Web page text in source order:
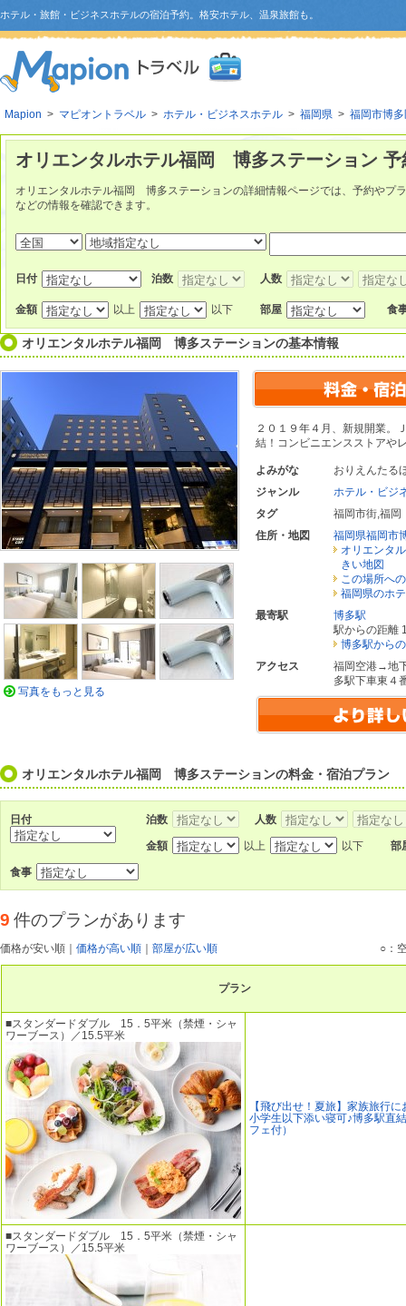
ホテル・旅館・ビジネスホテルの宿泊予約。格安ホテル、温泉旅館も。
Mapion > マピオントラベル > ホテル・ビジネスホテル > 福岡県 > 福岡市博
オリエンタルホテル福岡 博多ステーション 予
オリエンタルホテル福岡 博多ステーションの詳細情報ページでは、予約やプ
などの情報を確認できます。
日付 泊数 人数
金額 以上 以下 部屋 食
オリエンタルホテル福岡 博多ステーションの基本情報
２０１９年４月、新規開業。
結！コンビニエンスストアや
よみがな
おりえんたる
ジャンル
ホテル・ビジ
タグ
福岡市街,福岡
住所・地図
福岡県福岡市
オリエンタ
きい地図
この場所へ
福岡県のホ
最寄駅
博多駅
駅からの距離
博多駅から
アクセス
福岡空港→地
多駅下車東４
写真をもっと見る
オリエンタルホテル福岡 博多ステーションの料金・宿泊プラン
日付 泊数 人数
金額 以上 以下 部
食事
9 件のプランがあります
価格が安い順 価格が高い順 部屋が広い順 ○：
プラン
■スタンダードダブル 15．5平米（禁煙・シャ
ワーブース）／15.5平米
【飛び出せ！夏旅】家族旅行
小学生以下添い寝可♪博多駅直
フェ付）
■スタンダードダブル 15．5平米（禁煙・シャ
ワーブース）／15.5平米